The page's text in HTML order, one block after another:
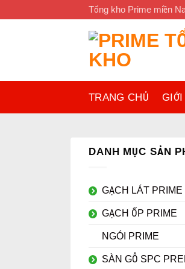
Tổng kho Prime miền
TRANG CHỦ
DANH MỤC SẢN
GẠCH LÁT PRIME
GẠCH ỐP PRIME
NGÓI PRIME
SÀN GỖ SPC